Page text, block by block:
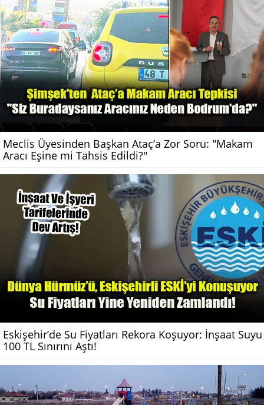
Meclis Üyesinden Başkan Ataç’a Zor Soru: "Makam
Aracı Eşine mi Tahsis Edildi?"
Eskişehir’de Su Fiyatları Rekora Koşuyor: İnşaat Suyu
100 TL Sınırını Aştı!